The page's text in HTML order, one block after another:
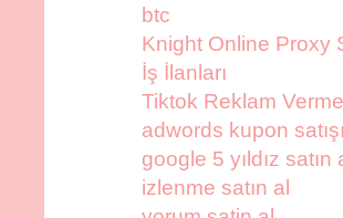
btc
Knight Online Proxy
İş İlanları
Tiktok Reklam Verme
adwords kupon satışı
google 5 yıldız satın
izlenme satın al